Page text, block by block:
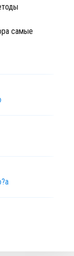
самые